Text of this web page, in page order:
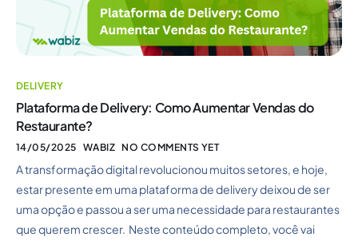
DELIVERY
Plataforma de Delivery: Como Aumentar Vendas do
Restaurante?
14/05/2025 WABIZ NO COMMENTS YET
A transformação digital revolucionou muitos setores, e hoje,
estar presente em uma plataforma de delivery deixou de ser
uma opção e passou a ser uma necessidade para restaurantes
que querem crescer. Neste conteúdo completo, você vai